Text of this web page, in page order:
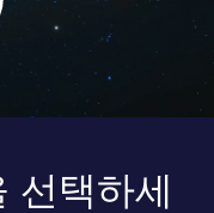
선택하세